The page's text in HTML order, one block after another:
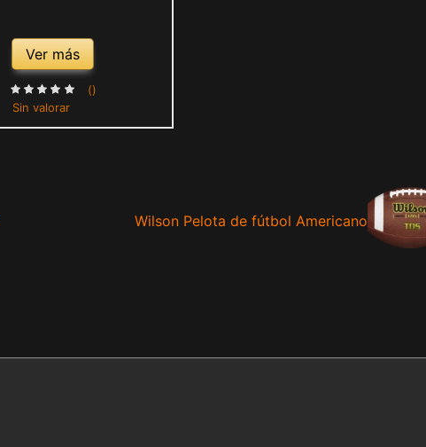
Ver más
Sin valorar
()
Wilson Pelota de fútbol Americano